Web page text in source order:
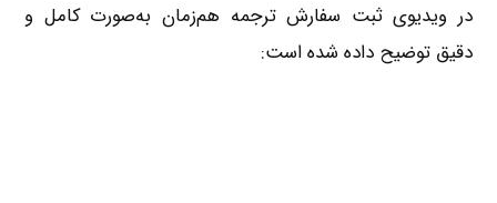
در ویدیوی ثبت سفارش ترجمه هم‌زمان به‌صورت کامل و
دقیق توضیح داده شده است: